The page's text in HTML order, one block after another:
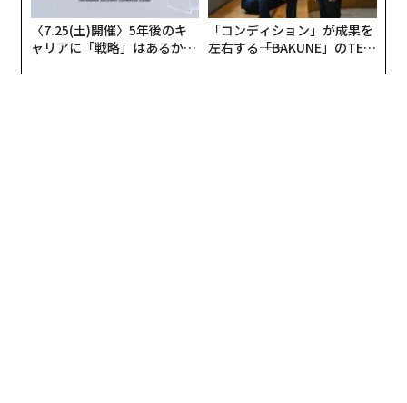
〈7.25(土)開催〉5年後のキ
ャリアに「戦略」はあるか。
「コンディション」が成果を
左右する――「BAKUNE」のTEN